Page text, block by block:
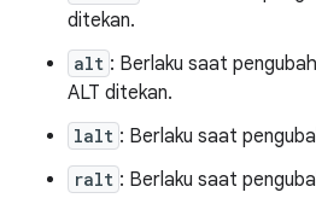
ditekan.
alt : Berlaku saat
ALT ditekan.
lalt : Berlaku saat
ralt : Berlaku saat